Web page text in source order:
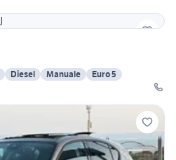
Diesel Manuale
Euro 5